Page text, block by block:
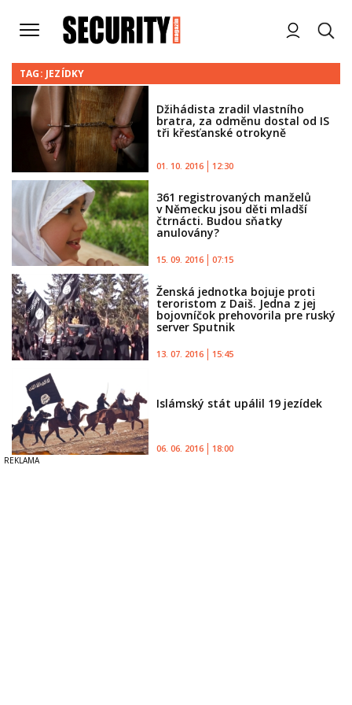
TAG: JEZÍDKY
Džihádista zradil vlastního
bratra, za odměnu dostal od IS
tři křesťanské otrokyně
01. 10. 2016 12:30
361 registrovaných manželů
v Německu jsou děti mladší
čtrnácti. Budou sňatky
anulovány?
15. 09. 2016 07:15
Ženská jednotka bojuje proti
teroristom z Daiš. Jedna z jej
bojovníčok prehovorila pre ruský
server Sputnik
13. 07. 2016 15:45
Islámský stát upálil 19 jezídek
06. 06. 2016 18:00